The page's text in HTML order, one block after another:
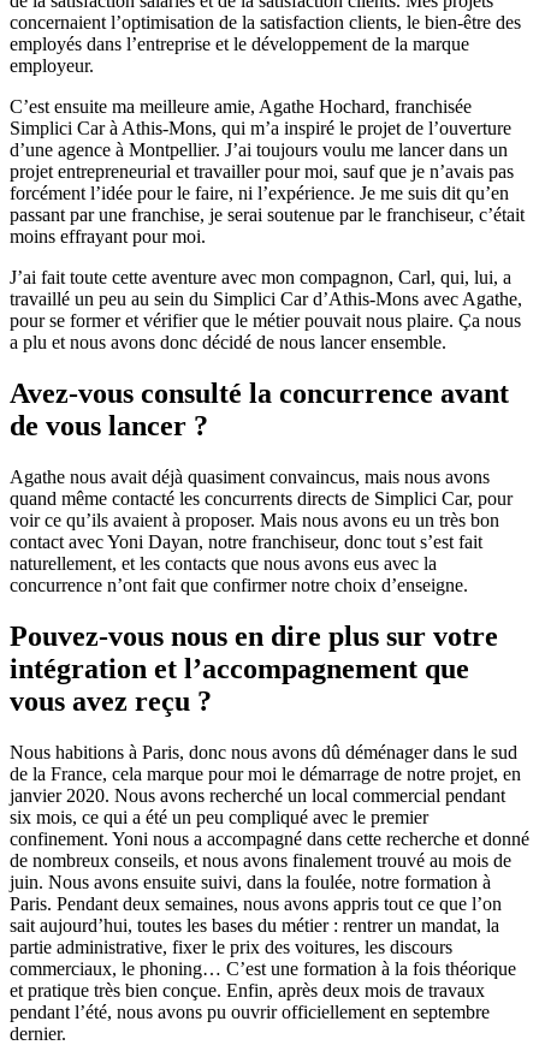
concernaient l’optimisation de la satisfaction clients, le bien-être des
employés dans l’entreprise et le développement de la marque
employeur.
C’est ensuite ma meilleure amie, Agathe Hochard, franchisée
Simplici Car à Athis-Mons, qui m’a inspiré le projet de l’ouverture
d’une agence à Montpellier. J’ai toujours voulu me lancer dans un
projet entrepreneurial et travailler pour moi, sauf que je n’avais pas
forcément l’idée pour le faire, ni l’expérience. Je me suis dit qu’en
passant par une franchise, je serai soutenue par le franchiseur, c’était
moins effrayant pour moi.
J’ai fait toute cette aventure avec mon compagnon, Carl, qui, lui, a
travaillé un peu au sein du Simplici Car d’Athis-Mons avec Agathe,
pour se former et vérifier que le métier pouvait nous plaire. Ça nous
a plu et nous avons donc décidé de nous lancer ensemble.
Avez-vous consulté la concurrence avant
de vous lancer ?
Agathe nous avait déjà quasiment convaincus, mais nous avons
quand même contacté les concurrents directs de Simplici Car, pour
voir ce qu’ils avaient à proposer. Mais nous avons eu un très bon
contact avec Yoni Dayan, notre franchiseur, donc tout s’est fait
naturellement, et les contacts que nous avons eus avec la
concurrence n’ont fait que confirmer notre choix d’enseigne.
Pouvez-vous nous en dire plus sur votre
intégration et l’accompagnement que
vous avez reçu ?
Nous habitions à Paris, donc nous avons dû déménager dans le sud
de la France, cela marque pour moi le démarrage de notre projet, en
janvier 2020. Nous avons recherché un local commercial pendant
six mois, ce qui a été un peu compliqué avec le premier
confinement. Yoni nous a accompagné dans cette recherche et donné
de nombreux conseils, et nous avons finalement trouvé au mois de
juin. Nous avons ensuite suivi, dans la foulée, notre formation à
Paris. Pendant deux semaines, nous avons appris tout ce que l’on
sait aujourd’hui, toutes les bases du métier : rentrer un mandat, la
partie administrative, fixer le prix des voitures, les discours
commerciaux, le phoning… C’est une formation à la fois théorique
et pratique très bien conçue. Enfin, après deux mois de travaux
pendant l’été, nous avons pu ouvrir officiellement en septembre
dernier.